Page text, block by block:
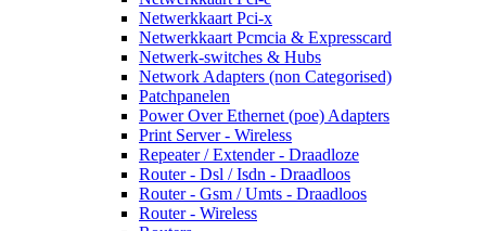
Netwerkkaart Pci-x
Netwerkkaart Pcmcia & Expresscard
Netwerk-switches & Hubs
Network Adapters (non Categorised)
Patchpanelen
Power Over Ethernet (poe) Adapters
Print Server - Wireless
Repeater / Extender - Draadloze
Router - Dsl / Isdn - Draadloos
Router - Gsm / Umts - Draadloos
Router - Wireless